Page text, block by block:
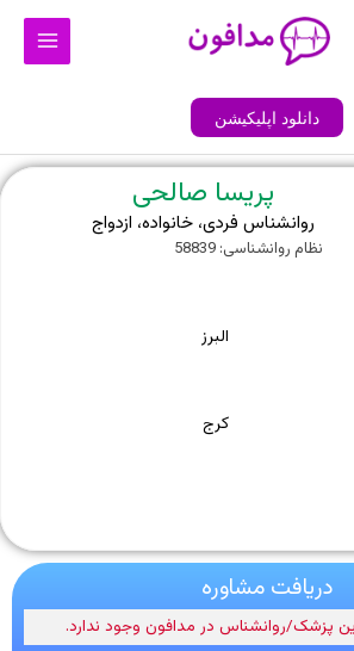
Main
دانلود اپلیکیشن
پریسا صالحی
روانشناس فردی، خانواده، ازدواج
نظام روانشناسی: 58839
البرز
کرج
دریافت مشاوره
این پزشک/روانشناس در مدافون وجود ندارد.